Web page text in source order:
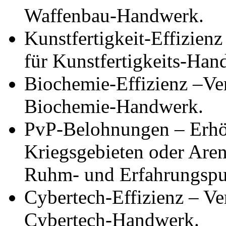
Waffenbau-Handwerk.
Kunstfertigkeit-
für Kunstfertigkeits-
Biochemie-Effizienz
Biochemie-Handwerk.
PvP-Belohnungen –
Kriegsgebieten oder
Ruhm- und
Cybertech-Effizienz –
Cybertech-Handwerk.